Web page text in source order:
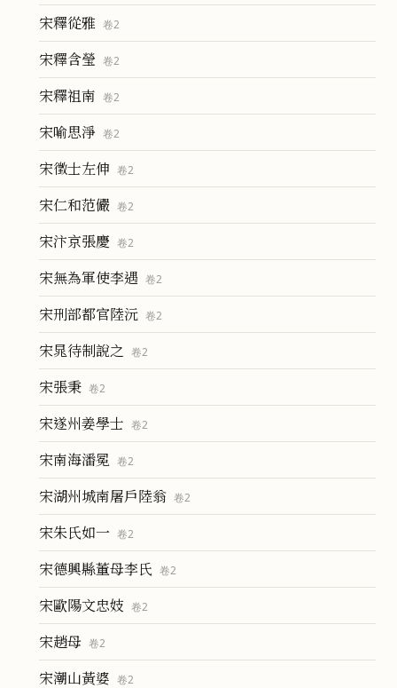
宋釋從雅 卷2
宋釋含瑩 卷2
宋釋祖南 卷2
宋喻思淨 卷2
宋徵士左伸 卷2
宋仁和范儼 卷2
宋汴京張慶 卷2
宋無為軍使李遇 卷2
宋刑部都官陸沅 卷2
宋晁待制說之 卷2
宋張秉 卷2
宋遂州姜學士 卷2
宋南海潘冕 卷2
宋湖州城南屠戶陸翁 卷2
宋朱氏如一 卷2
宋德興縣董母李氏 卷2
宋歐陽文忠妓 卷2
宋趙母 卷2
宋潮山黃婆 卷2